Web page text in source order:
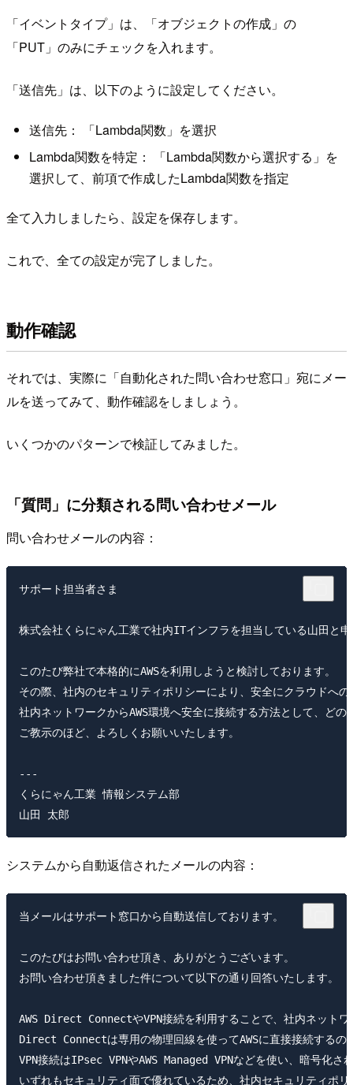
「イベントタイプ」は、「オブジェクトの作成」の
「PUT」のみにチェックを入れます。
「送信先」は、以下のように設定してください。
送信先： 「Lambda関数」を選択
Lambda関数を特定： 「Lambda関数から選択する」を
選択して、前項で作成したLambda関数を指定
全て入力しましたら、設定を保存します。
これで、全ての設定が完了しました。
動作確認
それでは、実際に「自動化された問い合わせ窓口」宛にメー
ルを送ってみて、動作確認をしましょう。
いくつかのパターンで検証してみました。
「質問」に分類される問い合わせメール
問い合わせメールの内容：
サポート担当者さま
株式会社くらにゃん工業で社内ITインフラを担当している山田と
このたび弊社で本格的にAWSを利用しようと検討しております。
その際、社内のセキュリティポリシーにより、安全にクラウドへ
社内ネットワークからAWS環境へ安全に接続する方法として、ど
ご教示のほど、よろしくお願いいたします。
---
くらにゃん工業 情報システム部
システムから自動返信されたメールの内容：
当メールはサポート窓口から自動送信しております。
このたびはお問い合わせ頂き、ありがとうございます。
お問い合わせ頂きました件について以下の通り回答いたします。
AWS Direct ConnectやVPN接続を利用することで、社内ネットワ
Direct Connectは専用の物理回線を使ってAWSに直接接続するの
VPN接続はIPsec VPNやAWS Managed VPNなどを使い、暗号化
いずれもセキュリティ面で優れているため、社内セキュリティポ